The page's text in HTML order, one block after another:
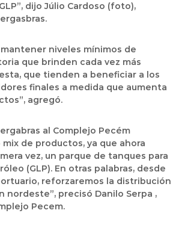
dijo Júlio Cardoso (foto),
niveles mínimos de
que brinden cada vez más
que tienden a beneficiar a los
finales a medida que aumenta
agregó.
al Complejo Pecém
de productos, ya que ahora
vez, un parque de tanques para
(GLP). En otras palabras, desde
reforzaremos la distribución
nordeste”, precisó Danilo Serpa ,
Pecem.